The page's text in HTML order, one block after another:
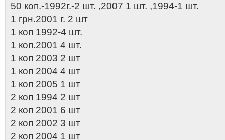
50 коп.-1992г.-2 шт. ,2007 1 шт. ,1994-1 шт.
1 грн.2001 г. 2 шт
1 коп 1992-4 шт.
1 коп.2001 4 шт.
1 коп 2003 2 шт
1 коп 2004 4 шт
1 коп 2005 1 шт
2 коп 1994 2 шт
2 коп 2001 6 шт
2 коп 2002 3 шт
2 коп 2004 1 шт